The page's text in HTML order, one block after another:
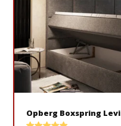
Opberg Boxspring Levi